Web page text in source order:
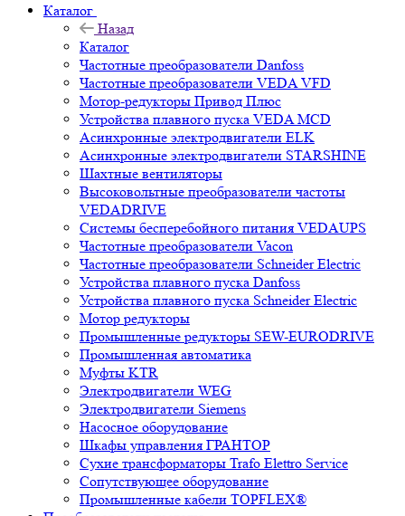
Каталог
Назад
Каталог
Частотные преобразователи Danfoss
Частотные преобразователи VEDA VFD
Мотор-редукторы Привод Плюс
Устройства плавного пуска VEDA MCD
Асинхронные электродвигатели ELK
Асинхронные электродвигатели STARSHINE
Шахтные вентиляторы
Высоковольтные преобразователи частоты
VEDADRIVE
Системы бесперебойного питания VEDAUPS
Частотные преобразователи Vacon
Частотные преобразователи Schneider Electric
Устройства плавного пуска Danfoss
Устройства плавного пуска Schneider Electric
Мотор редукторы
Промышленные редукторы SEW-EURODRIVE
Промышленная автоматика
Муфты KTR
Электродвигатели WEG
Электродвигатели Siemens
Насосное оборудование
Шкафы управления ГРАНТОР
Сухие трансформаторы Trafo Elettro Service
Сопутствующее оборудование
Промышленные кабели TOPFLEX®